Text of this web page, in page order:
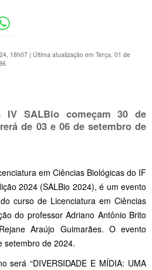
18h07 | Última atualização em Terça, 01 de
SALBio começam 30 de
de 03 e 06 de setembro de
em Ciências Biológicas do IF
2024 (SALBio 2024), é um evento
curso de Licenciatura em Ciências
do professor Adriano Antônio Brito
Araújo Guimarães. O evento
setembro de 2024.
será “DIVERSIDADE E MÍDIA: UMA